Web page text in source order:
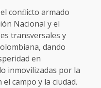
conﬂicto armado
Nacional y el
transversales y
dando
en
inmovilizadas por la
campo y la ciudad.